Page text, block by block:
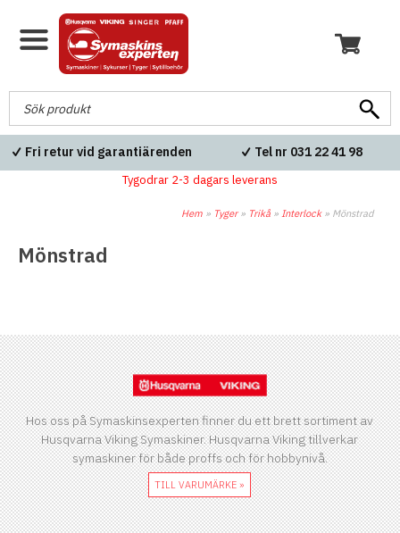
Fri retur vid garantiärenden Tel nr 031 22 41 98
Tygodrar 2-3 dagars leverans
Hem » Tyger» Trikå » Interlock» Mönstrad
Mönstrad
Hos oss på Symaskinsexperten finner du ett brett sortiment av
Husqvarna Viking Symaskiner. Husqvarna Viking tillverkar
symaskiner för både proffs och för hobbynivå.
TILL VARUMÄRKE »